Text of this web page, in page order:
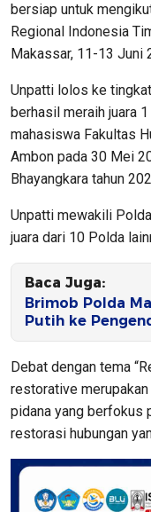
bersiap untuk
Regional Indonesia
Makassar, 11-13 Juni
Unpatti lolos ke
berhasil meraih juara
mahasiswa Fakultas
Ambon pada 30 Mei
Bhayangkara tahun
Unpatti mewakili
juara dari 10 Polda
Baca Juga:
Brimob Polda
Putih ke
Debat dengan tema
restorative
pidana yang berfokus
restorasi hubungan